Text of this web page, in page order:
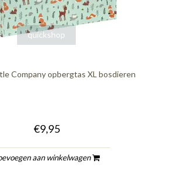
quickshop
Company opbergtas XL bosdieren
€9,95
aan winkelwagen